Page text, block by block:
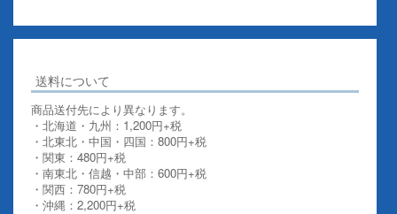
送料について
商品送付先により異なります。
・北海道・九州：1,200円+税
・北東北・中国・四国：800円+税
・関東：480円+税
・南東北・信越・中部：600円+税
・関西：780円+税
・沖縄：2,200円+税